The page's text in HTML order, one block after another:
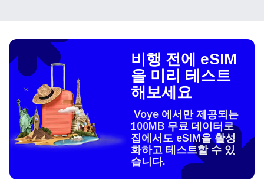
비행 전에 eSIM
을 미리 테스트
해보세요
Voye 에서만 제공되는
100MB 무료 데이터로
집에서도 eSIM을 활성
화하고 테스트할 수 있
습니다.